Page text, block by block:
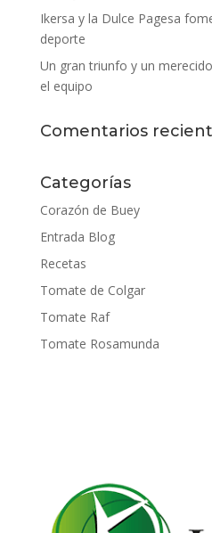
Ikersa y la Dulce Pagesa
deporte
Un gran triunfo y un
el equipo
Comentarios
Categorías
Corazón de Buey
Entrada Blog
Recetas
Tomate de Colgar
Tomate Raf
Tomate Rosamunda